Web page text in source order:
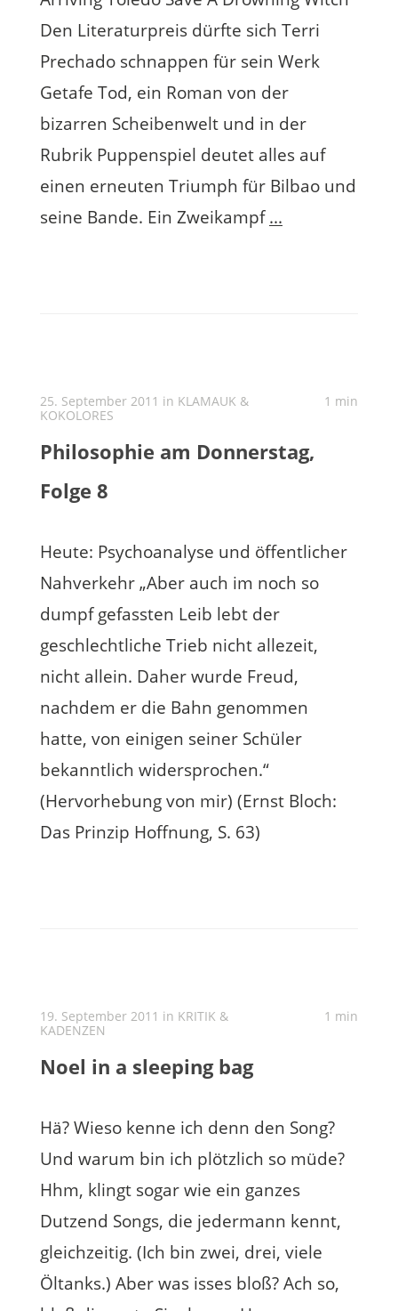
Den Literaturpreis dürfte sich Terri
Prechado schnappen für sein Werk
Getafe Tod, ein Roman von der
bizarren Scheibenwelt und in der
Rubrik Puppenspiel deutet alles auf
einen erneuten Triumph für Bilbao und
seine Bande. Ein Zweikampf ...
25. September 2011 in KLAMAUK &
KOKOLORES
1 min
Philosophie am Donnerstag,
Folge 8
Heute: Psychoanalyse und öffentlicher
Nahverkehr „Aber auch im noch so
dumpf gefassten Leib lebt der
geschlechtliche Trieb nicht allezeit,
nicht allein. Daher wurde Freud,
nachdem er die Bahn genommen
hatte, von einigen seiner Schüler
bekanntlich widersprochen.“
(Hervorhebung von mir) (Ernst Bloch:
Das Prinzip Hoffnung, S. 63)
19. September 2011 in KRITIK &
KADENZEN
1 min
Noel in a sleeping bag
Hä? Wieso kenne ich denn den Song?
Und warum bin ich plötzlich so müde?
Hhm, klingt sogar wie ein ganzes
Dutzend Songs, die jedermann kennt,
gleichzeitig. (Ich bin zwei, drei, viele
Öltanks.) Aber was isses bloß? Ach so,